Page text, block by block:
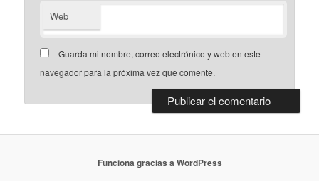
Web
Guarda mi nombre, correo electrónico y web en este
navegador para la próxima vez que comente.
Funciona gracias a WordPress